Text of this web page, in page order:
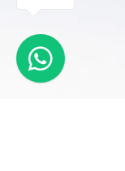
1